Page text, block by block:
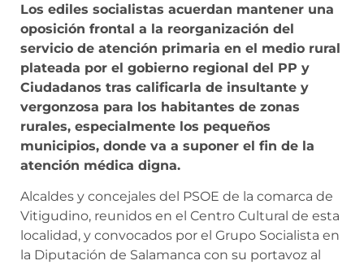
Los ediles socialistas acuerdan mantener una
oposición frontal a la reorganización del
servicio de atención primaria en el medio rural
plateada por el gobierno regional del PP y
Ciudadanos tras calificarla de insultante y
vergonzosa para los habitantes de zonas
rurales, especialmente los pequeños
municipios, donde va a suponer el fin de la
atención médica digna.
Alcaldes y concejales del PSOE de la comarca de
Vitigudino, reunidos en el Centro Cultural de esta
localidad, y convocados por el Grupo Socialista en
la Diputación de Salamanca con su portavoz al